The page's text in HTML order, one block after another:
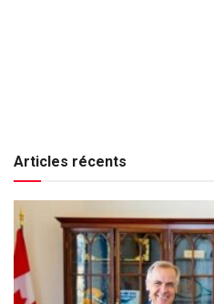
Articles récents